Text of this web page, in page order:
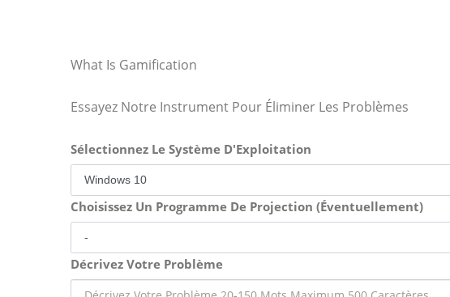
What Is Gamification
Essayez Notre Instrument Pour Éliminer Les Problèmes
Sélectionnez Le Système D'Exploitation
Choisissez Un Programme De Projection (Éventuellement)
Décrivez Votre Problème